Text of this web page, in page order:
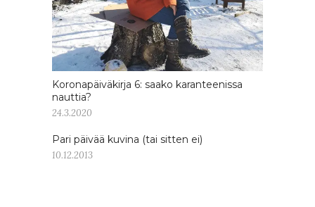
Koronapäiväkirja 6: saako karanteenissa
nauttia?
24.3.2020
Pari päivää kuvina (tai sitten ei)
10.12.2013